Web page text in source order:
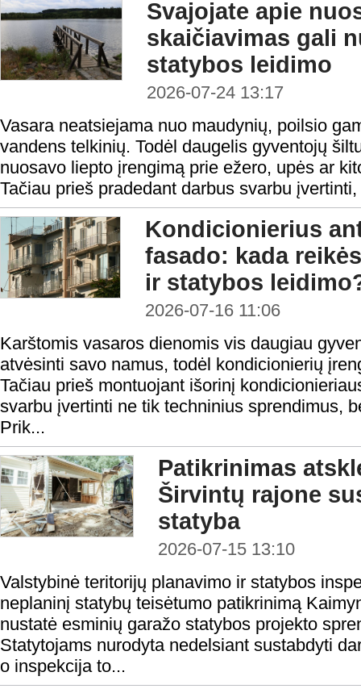
Svajojate apie
skaičiavimas gali
statybos leidimo
2026-07-24 13:17
Vasara neatsiejama nuo maudynių, poilsio
vandens telkinių. Todėl daugelis gyventojų
nuosavo liepto įrengimą prie ežero, upės ar
Tačiau prieš pradedant darbus svarbu
Kondicionierius
fasado: kada
ir statybos
2026-07-16 11:06
Karštomis vasaros dienomis vis daugiau
atvėsinti savo namus, todėl kondicionierių
Tačiau prieš montuojant išorinį
svarbu įvertinti ne tik techninius sprendimus,
Prik...
Patikrinimas
Širvintų rajone
statyba
2026-07-15 13:10
Valstybinė teritorijų planavimo ir statybos
neplaninį statybų teisėtumo patikrinimą
nustatė esminių garažo statybos projekto
Statytojams nurodyta nedelsiant sustabdyti
o inspekcija to...